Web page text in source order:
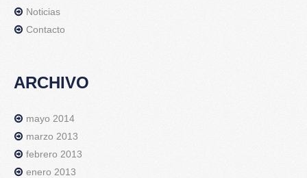
Noticias
Contacto
ARCHIVO
mayo 2014
marzo 2013
febrero 2013
enero 2013